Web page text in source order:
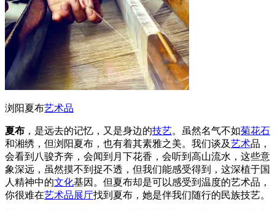
浏阳夏布艺术品
夏布 ，是远去的记忆，又是身边的技艺。虽然名气不如菊花石
和湘绣，但浏阳夏布，也有着其素雅之美。我们谈及艺术品，
会看到八骏齐奔，会闻到月下花香，会听到高山流水，这些意
象深远，虽然摸不到捉不透，但我们能感受得到，这深植于国
人精神中的文化基因。但夏布却是可以感受到温度的艺术品，
你很难在艺术品展厅找到夏布，她是伴我们随行的民族技艺。